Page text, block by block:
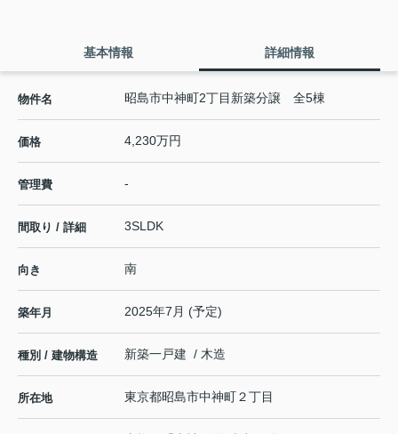
基本情報 詳細情報
物件名 昭島市中神町2丁目新築分譲 全5棟
価格 4,230万円
管理費 -
間取り / 詳細 3SLDK
向き 南
築年月 2025年7月 (予定)
種別 / 建物構造 新築一戸建 / 木造
所在地 東京都昭島市中神町２丁目